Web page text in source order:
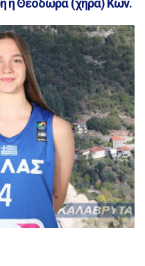
η Θεοδώρα (χήρα) Κων.